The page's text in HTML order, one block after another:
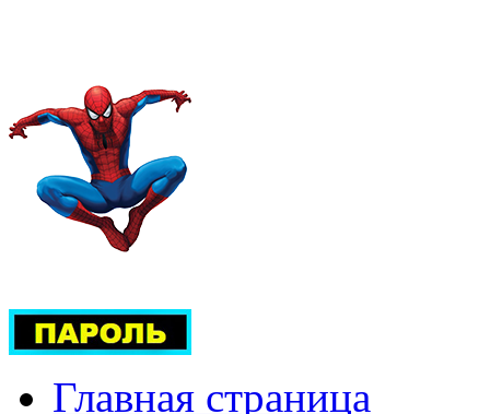
Главная страница